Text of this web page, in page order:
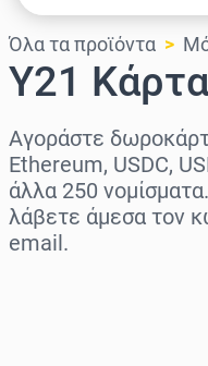
Όλα τα προϊόντα
Y21
Αγοράστε
Ethereum, USDC,
άλλα 250
λάβετε άμεσα τον
email.